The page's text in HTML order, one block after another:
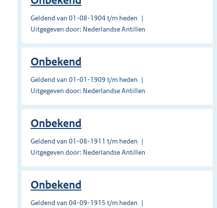
Geldend van 01-08-1904 t/m heden
Uitgegeven door: Nederlandse Antillen
Onbekend
Geldend van 01-01-1909 t/m heden
Uitgegeven door: Nederlandse Antillen
Onbekend
Geldend van 01-08-1911 t/m heden
Uitgegeven door: Nederlandse Antillen
Onbekend
Geldend van 04-09-1915 t/m heden